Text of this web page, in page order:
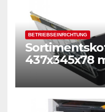
BETRIEBSEINRICHTUNG
437x345x78